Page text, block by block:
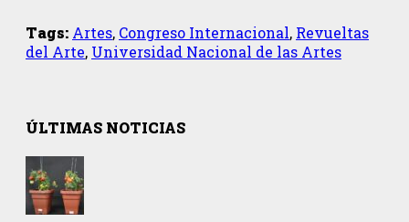
Tags: Artes, Congreso Internacional, Revueltas
del Arte, Universidad Nacional de las Artes
ÚLTIMAS NOTICIAS